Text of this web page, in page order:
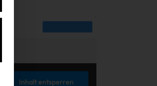
Inhalt entsperren